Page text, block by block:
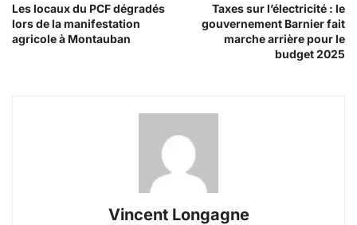
Les locaux du PCF dégradés
lors de la manifestation
agricole à Montauban
Taxes sur l’électricité : le
gouvernement Barnier fait
marche arrière pour le
budget 2025
Vincent Longagne